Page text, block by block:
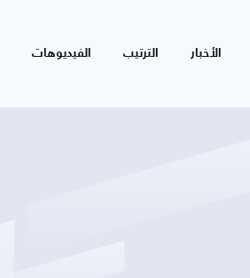
الأخبار الترتيب الفيديوهات